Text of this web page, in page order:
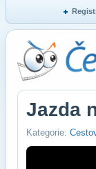
Jazda
Kategorie: